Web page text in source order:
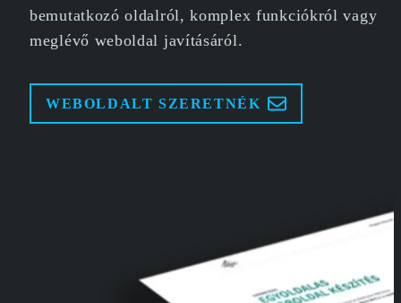
bemutatkozó oldalról, komplex funkciókról vagy
meglévő weboldal javításáról.
WEBOLDALT SZERETNÉK